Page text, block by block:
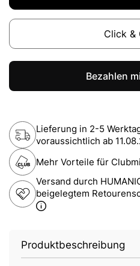
Click &
Lieferung in 2-5
voraussichtlich ab
Mehr Vorteile für
Versand durch
beigelegtem
Produktbeschreibung